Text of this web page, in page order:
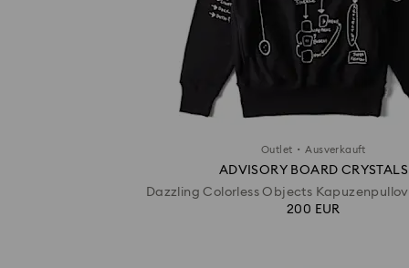
Outlet · Ausverkauft
ADVISORY BOARD CRYSTALS
Dazzling Colorless Objects
200 EUR